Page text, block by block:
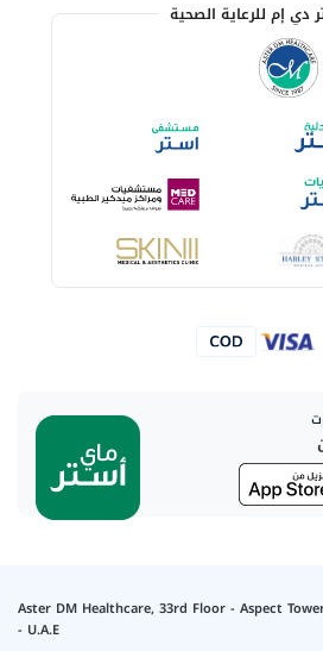
دي إم للرعاية الصحية
Aster DM Healthcare, 33rd Floor - Aspect
- U.A.E